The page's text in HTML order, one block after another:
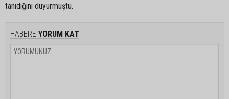
tanıdığını duyurmuştu.
HABERE YORUM KAT